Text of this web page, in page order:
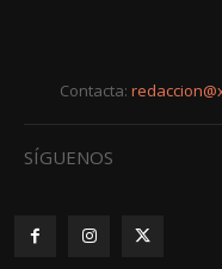
Contacta:
SÍGUENOS